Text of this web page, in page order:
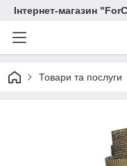
Інтернет-магазин
Товари та послуги